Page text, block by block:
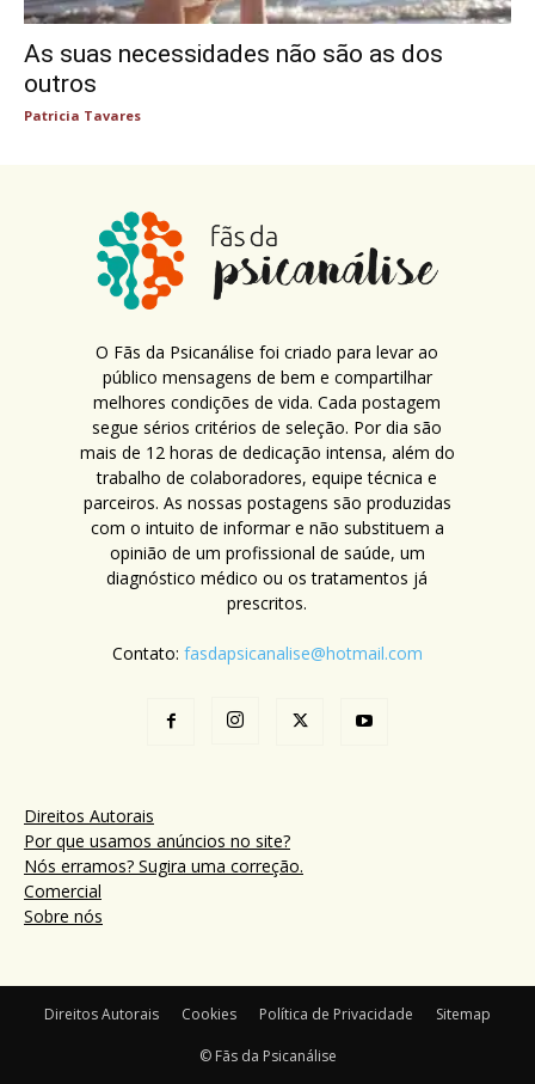
As suas necessidades não são as dos
outros
Patricia Tavares
O Fãs da Psicanálise foi criado para levar ao
público mensagens de bem e compartilhar
melhores condições de vida. Cada postagem
segue sérios critérios de seleção. Por dia são
mais de 12 horas de dedicação intensa, além do
trabalho de colaboradores, equipe técnica e
parceiros. As nossas postagens são produzidas
com o intuito de informar e não substituem a
opinião de um profissional de saúde, um
diagnóstico médico ou os tratamentos já
prescritos.
Contato: fasdapsicanalise@hotmail.com
Direitos Autorais
Por que usamos anúncios no site?
Nós erramos? Sugira uma correção.
Comercial
Sobre nós
Direitos Autorais Cookies Política de Privacidade Sitemap
© Fãs da Psicanálise